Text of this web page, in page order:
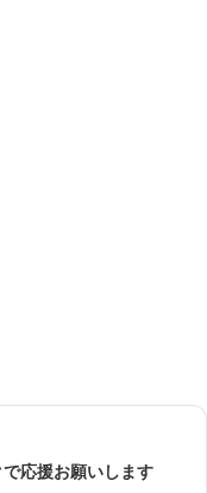
応援お願いします